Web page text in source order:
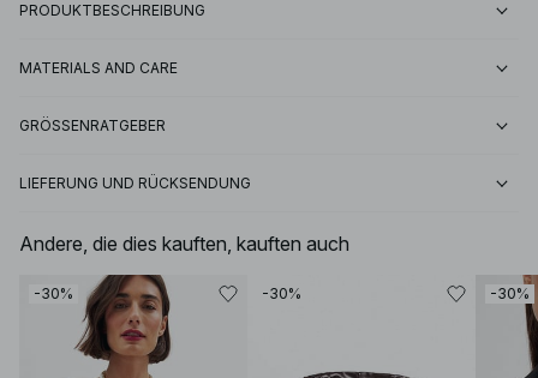
PRODUKTBESCHREIBUNG
MATERIALS AND CARE
GRÖSSENRATGEBER
LIEFERUNG UND RÜCKSENDUNG
Andere, die dies kauften, kauften auch
-30% -30% -30%